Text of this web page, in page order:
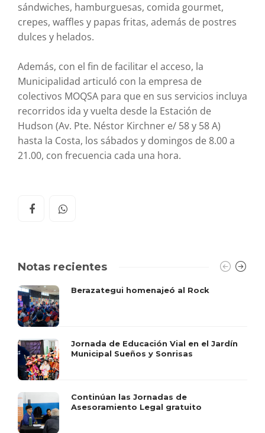
sándwiches, hamburguesas, comida gourmet,
crepes, waffles y papas fritas, además de postres
dulces y helados.
Además, con el fin de facilitar el acceso, la
Municipalidad articuló con la empresa de
colectivos MOQSA para que en sus servicios incluya
recorridos ida y vuelta desde la Estación de
Hudson (Av. Pte. Néstor Kirchner e/ 58 y 58 A)
hasta la Costa, los sábados y domingos de 8.00 a
21.00, con frecuencia cada una hora.
Notas recientes
Berazategui homenajeó al Rock
Jornada de Educación Vial en el Jardín
Municipal Sueños y Sonrisas
Continúan las Jornadas de
Asesoramiento Legal gratuito